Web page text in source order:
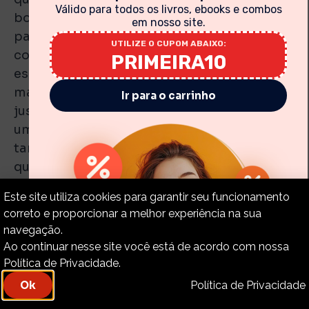
boas obras e cerimônias, elas não servem
para uma fundação. A fundação deve ser
construída de material mais sólido. Nossa
esperança deve ser construída sobre nada
mais nada menos do que o sangue e a
justiça de Jesus, e quando nós construirmos
uma fundação com isso, podemos ter
tantas boas obras quanto quisermos,
quanto mais, melhor! Mas, para uma
instáveis ??e frágeis, e aquele que as usar
verá a sua casa cambalear até ao chão.
Mas veja outro homem. Ele vem de muito
longe e diz: “Senhor, eu estou com medo de
Válido para todos os livros, ebooks e combos
em nosso site.
UTILIZE O CUPOM ABAIXO:
PRIMEIRA10
Ir para o carrinho
Este site utiliza cookies para garantir seu funcionamento
correto e proporcionar a melhor experiência na sua
navegação.
Ao continuar nesse site você está de acordo com nossa
Política de Privacidade.
Ok
Política de Privacidade